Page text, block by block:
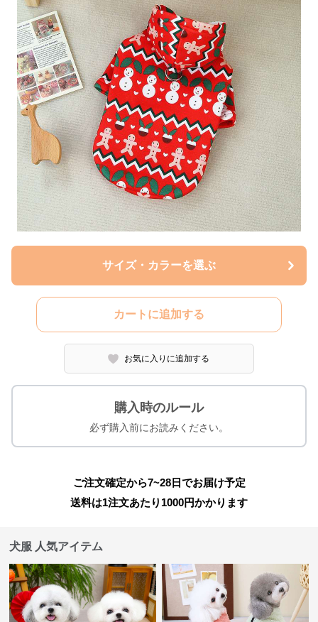
サイズ・カラーを選ぶ
カートに追加する
お気に入りに追加する
購入時のルール
必ず購入前にお読みください。
ご注文確定から7~28日でお届け予定
送料は1注文あたり 1000円かかります
犬服 人気アイテム